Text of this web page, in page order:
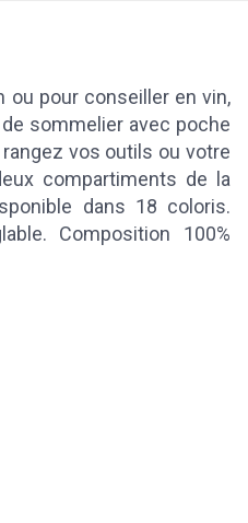
ou pour conseiller en vin,
sommelier avec poche
vos outils ou votre
compartiments de la
dans 18 coloris.
Composition 100%